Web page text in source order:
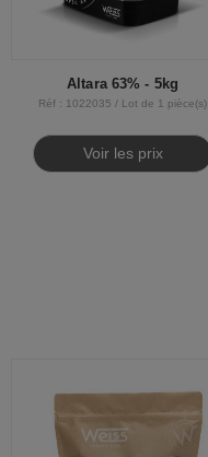
Altara 63% - 5kg
Réf : 1022035 / Lot de 1 pièce(s)
Voir les prix